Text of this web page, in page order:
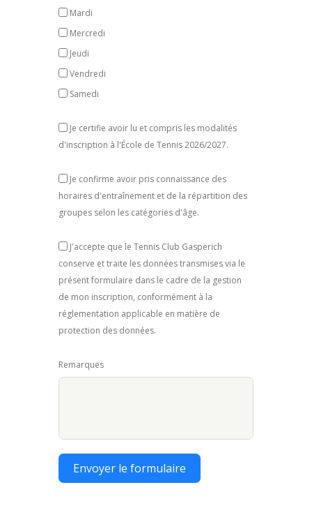
Mardi
Mercredi
Jeudi
Vendredi
Samedi
Je certifie avoir lu et compris les modalités
d'inscription à l'École de Tennis 2026/2027.
Je confirme avoir pris connaissance des
horaires d'entraînement et de la répartition des
groupes selon les catégories d'âge.
J'accepte que le Tennis Club Gasperich
conserve et traite les données transmises via le
présent formulaire dans le cadre de la gestion
de mon inscription, conformément à la
réglementation applicable en matière de
protection des données.
Remarques
Envoyer le formulaire